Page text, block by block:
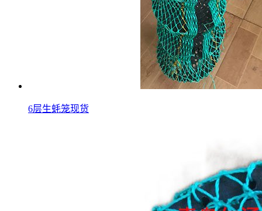
6层生蚝笼现货